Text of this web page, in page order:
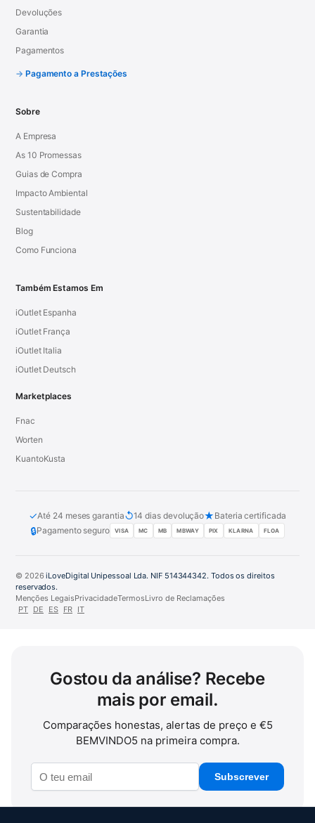
Devoluções
Garantia
Pagamentos
Pagamento a Prestações
Sobre
A Empresa
As 10 Promessas
Guias de Compra
Impacto Ambiental
Sustentabilidade
Blog
Como Funciona
Também Estamos Em
iOutlet Espanha
iOutlet França
iOutlet Italia
iOutlet Deutsch
Marketplaces
Fnac
Worten
KuantoKusta
✓Até 24 meses garantia↺14 dias devolução★ Bateria certificada
🔒Pagamento seguro VISA MC MB MBWAY PIX KLARNA FLOA
© 2026iLoveDigital Unipessoal Lda. NIF 514344342. Todos os direitos
reservados.
Menções LegaisPrivacidadeTermosLivro de Reclamações
PT DE ES FR IT
Gostou da análise? Recebe
mais por email.
Comparações honestas, alertas de preço e €5
BEMVINDO5 na primeira compra.
Subscrever